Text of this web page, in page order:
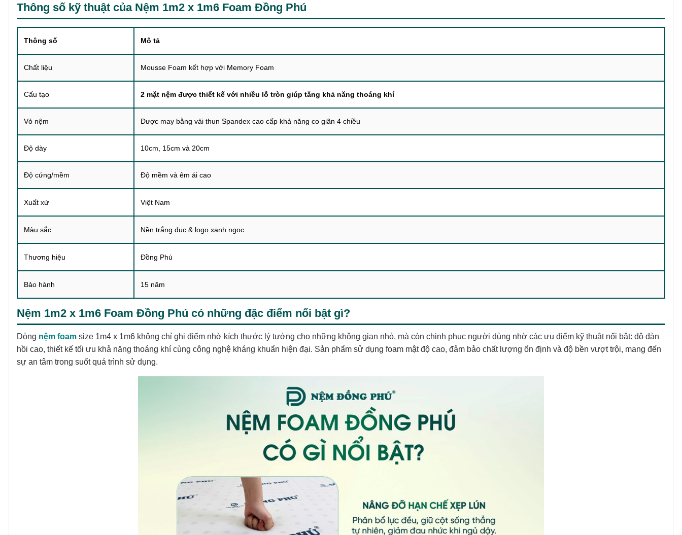
Thông số kỹ thuật của Nệm 1m2 x 1m6 Foam Đồng Phú
Thông số Mô tả
Chất liệu Mousse Foam kết hợp với Memory Foam
Cấu tạo 2 mặt nệm được thiết kế với nhiều lỗ tròn giúp tăng khả năng thoáng khí
Vỏ nệm Được may bằng vải thun Spandex cao cấp khả năng co giãn 4 chiều
Độ dày 10cm, 15cm và 20cm
Độ cứng/mềm Độ mềm và êm ái cao
Xuất xứ Việt Nam
Màu sắc Nền trắng đục & logo xanh ngọc
Thương hiệu Đồng Phú
Bảo hành 15 năm
Nệm 1m2 x 1m6 Foam Đồng Phú có những đặc điểm nổi bật gì?
Dòng nệm foam size 1m4 x 1m6 không chỉ ghi điểm nhờ kích thước lý tưởng cho những không gian nhỏ, mà còn chinh phục người dùng nhờ các ưu điểm kỹ thuật nổi bật: độ đàn
hồi cao, thiết kế tối ưu khả năng thoáng khí cùng công nghệ kháng khuẩn hiện đại. Sản phẩm sử dụng foam mật độ cao, đảm bảo chất lượng ổn định và độ bền vượt trội, mang đến
sự an tâm trong suốt quá trình sử dụng.